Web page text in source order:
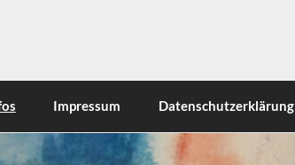
Impressum Datenschutzerklärung